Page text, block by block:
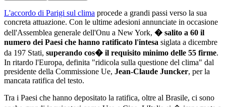
L'accordo di Parigi sul clima procede a grandi passi verso la sua
concreta attuazione. Con le ultime adesioni annunciate in occasione
dell'Assemblea generale dell'Onu a New York, � salito a 60 il
numero dei Paesi che hanno ratificato l'intesa siglata a dicembre
da 197 Stati, superando cos� il requisito minimo delle 55 firme.
In ritardo l'Europa, definita "ridicola sulla questione del clima" dal
presidente della Commissione Ue, Jean-Claude Juncker, per la
mancata ratifica del testo.
Tra i Paesi che hanno depositato la ratifica, oltre al Brasile, ci sono